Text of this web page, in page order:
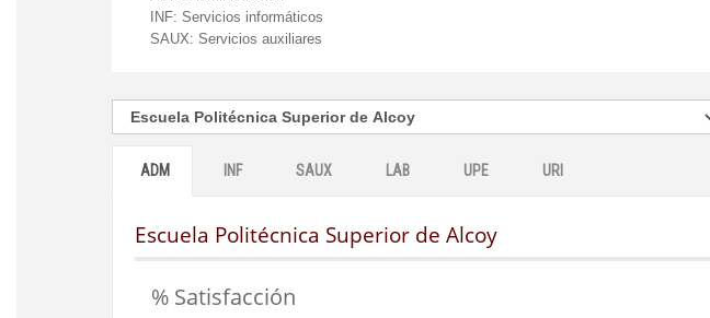
INF: Servicios informáticos
SAUX: Servicios auxiliares
ADM INF SAUX LAB UPE URI
Escuela Politécnica Superior de Alcoy
% Satisfacción